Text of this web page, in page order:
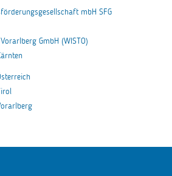
mbH SFG
GmbH (WISTO)